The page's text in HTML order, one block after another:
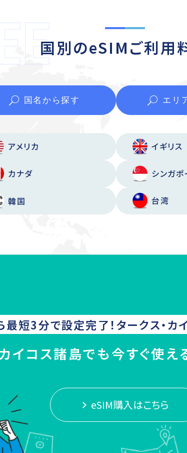
国別のeSIMご利用
国名から探す エリ
アメリカ イギリス
カナダ シンガポ
韓国 台湾
最短3分で設定完了！タークス・カ
イコス諸島でも今すぐ使
eSIM購入はこちら